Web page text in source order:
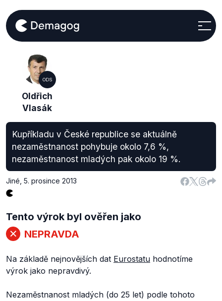
ODS
Oldřich
Vlasák
Kupříkladu v České republice se aktuálně
nezaměstnanost pohybuje okolo 7,6 %,
nezaměstnanost mladých pak okolo 19 %.
Jiné 5. prosince 2013
Tento výrok byl ověřen jako
NEPRAVDA
Na základě nejnovějších dat Eurostatu hodnotíme
výrok jako nepravdivý.
Nezaměstnanost mladých (do 25 let) podle tohoto